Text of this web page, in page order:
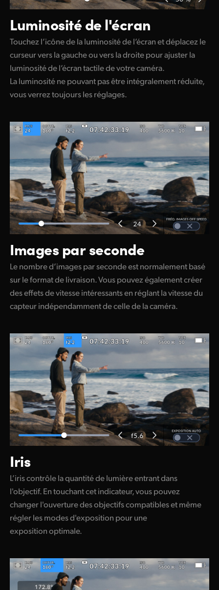
Luminosité de l'écran
Touchez l’icône de la luminosité de l’écran et déplacez le
curseur vers la gauche ou vers la droite pour ajuster la
luminosité de l’écran tactile de votre caméra.
La luminosité ne pouvant pas être intégralement réduite,
vous verrez toujours les réglages.
Images par seconde
Le nombre d’images par seconde est normalement basé
sur le format de livraison. Vous pouvez également créer
des effets de vitesse intéressants en réglant la vitesse du
capteur indépendamment de celle de la caméra.
Iris
L’iris contrôle la quantité de lumière entrant dans
l'objectif. En touchant cet indicateur, vous pouvez
changer l'ouverture des objectifs compatibles et même
régler les modes d'exposition pour une
exposition optimale.